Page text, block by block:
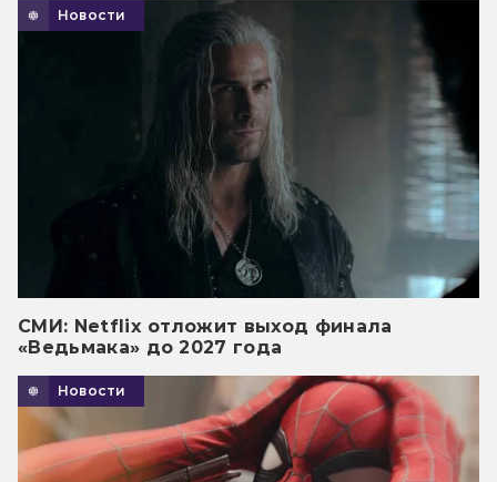
Новости
СМИ: Netflix отложит выход финала
«Ведьмака» до 2027 года
Новости